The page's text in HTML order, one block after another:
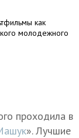
как
молодежного
проходила в
». Лучшие